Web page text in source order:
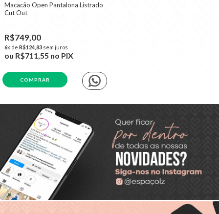
Macacão Open Pantalona Listrado
Cut Out
R$749,00
6x de R$124,83 sem juros
ou R$711,55 no PIX
COMPRAR